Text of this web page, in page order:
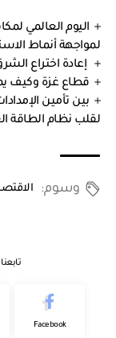
اليوم العالمي
لمواجهة أنماط
إعادة اختراع الشرق
قطاع غزة وكيف
بين تأمين
لقلب نظام الطاقة
وسوم:
Facebook